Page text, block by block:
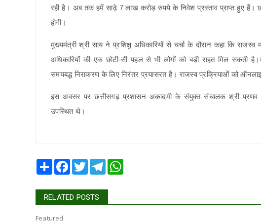
रही है। अब तक हमें साढ़े 7 लाख करोड़ रुपये के निवेश प्रस्ताव प्राप्त हुए हैं।
होगी।
मुख्यमंत्री श्री साय ने प्रशिक्षु अधिकारियों से चर्चा के दौरान कहा कि
अधिकारियों की एक छोटी-सी पहल से भी लोगों को बड़ी राहत मिल सकती
समयबद्ध निराकरण के लिए निरंतर प्रयासरत है। राजस्व प्रक्रियाओं को
इस अवसर पर छत्तीसगढ़ प्रशासन अकादमी के संयुक्त संचालक श्री प्रणव
उपस्थित थे।
Share Facebook
TwitterTelegram
RELATED POSTS
Featured